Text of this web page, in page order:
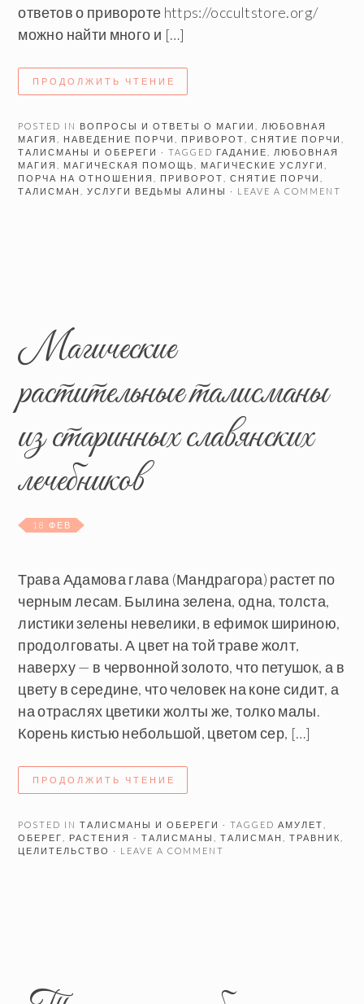
ответов о привороте https://occultstore.org/
можно найти много и […]
ПРОДОЛЖИТЬ ЧТЕНИЕ
POSTED IN ВОПРОСЫ И ОТВЕТЫ О МАГИИ
ЛЮБОВНАЯ
МАГИЯ
НАВЕДЕНИЕ ПОРЧИ ПРИВОРОТ ,СНЯТИЕ ПОРЧИ
ТАЛИСМАНЫ И ОБЕРЕГИ
· TAGGED ГАДАНИЕ
ЛЮБОВНАЯ
МАГИЯ
МАГИЧЕСКАЯ ПОМОЩЬ МАГИЧЕСКИЕ УСЛУГИ
ПОРЧА НА ОТНОШЕНИЯ
ПРИВОРОТ ,СНЯТИЕ ПОРЧИ
ТАЛИСМАН
,УСЛУГИ ВЕДЬМЫ АЛИНЫ · LEAVE A COMMENT
Магические
растительные талисманы
из старинных славянских
лечебников
18 ФЕВ
Трава Адамова глава (Мандрагора) растет по
черным лесам. Былина зелена, одна, толста,
листики зелены невелики, в ефимок шириною,
продолговаты. А цвет на той траве жолт,
наверху — в червонной золото, что петушок, а в
цвету в середине, что человек на коне сидит, а
на отраслях цветики жолты же, толко малы.
Корень кистью небольшой, цветом сер, […]
ПРОДОЛЖИТЬ ЧТЕНИЕ
POSTED INТАЛИСМАНЫ И ОБЕРЕГИ · TAGGED АМУЛЕТ
ОБЕРЕГ
РАСТЕНИЯ - ТАЛИСМАНЫ ,ТАЛИСМАН ,ТРАВНИК
ЦЕЛИТЕЛЬСТВО
· LEAVE A COMMENT